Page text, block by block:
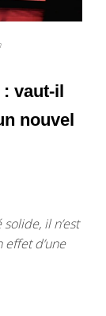
: vaut-il
nouvel
il n’est
d’une